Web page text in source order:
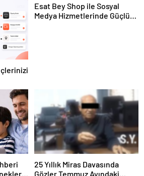
Esat Bey Shop ile Sosyal
Medya Hizmetlerinde Güçlü
25 Yıllık Miras Davasında
Gözler Temmuz Ayındaki